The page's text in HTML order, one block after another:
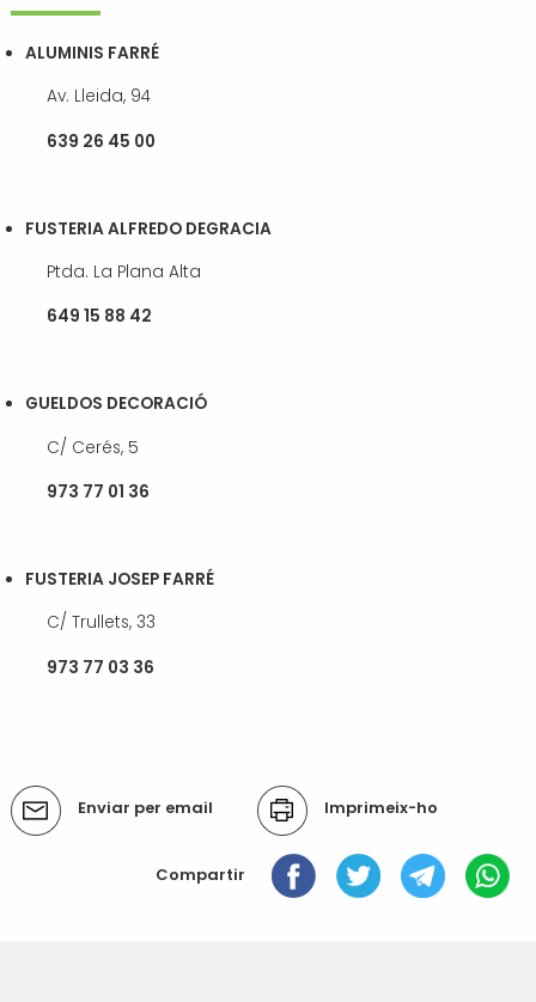
ALUMINIS FARRÉ
Av. Lleida, 94
639 26 45 00
FUSTERIA ALFREDO DEGRACIA
Ptda. La Plana Alta
649 15 88 42
GUELDOS DECORACIÓ
C/ Cerés, 5
973 77 01 36
FUSTERIA JOSEP FARRÉ
C/ Trullets, 33
973 77 03 36
Accions
del
Enviar per email Imprimeix-ho
Compartir